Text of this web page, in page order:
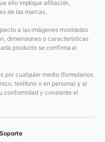
ello implique afiliación,
de las marcas.
a las imágenes mostradas
dimensiones o características
producto se confirma al
por cualquier medio (formularios
teléfono o en persona) y al
conformidad y consiente el
Soporte